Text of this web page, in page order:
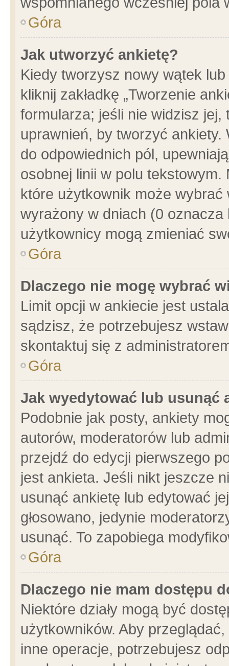
Góra
Jak utworzyć ankietę?
Kiedy tworzysz nowy wątek
kliknij zakładkę „Tworzenie
formularza; jeśli nie widzisz
uprawnień, by tworzyć ankiety.
do odpowiednich pól,
osobnej linii w polu
które użytkownik może
wyrażony w dniach (0
użytkownicy mogą zmieniać
Góra
Dlaczego nie mogę wybrać
Limit opcji w ankiecie jest
sądzisz, że potrzebujesz
skontaktuj się z
Góra
Jak wyedytować lub usunąć
Podobnie jak posty, ankiety
autorów, moderatorów lub
przejdź do edycji pierwszego
jest ankieta. Jeśli nikt jeszcze
usunąć ankietę lub edytować
głosowano, jedynie
usunąć. To zapobiega
Góra
Dlaczego nie mam dostępu
Niektóre działy mogą być
użytkowników. Aby
inne operacje, potrzebujesz